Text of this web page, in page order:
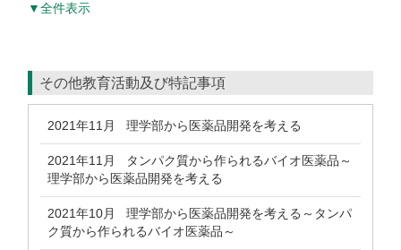
▼全件表示
その他教育活動及び特記事項
2021年11月 理学部から医薬品開発を考える
2021年11月
タンパク質から作られるバイオ医薬品～
理学部から医薬品開発を考える
2021年10月
理学部から医薬品開発を考える～タンパ
ク質から作られるバイオ医薬品～